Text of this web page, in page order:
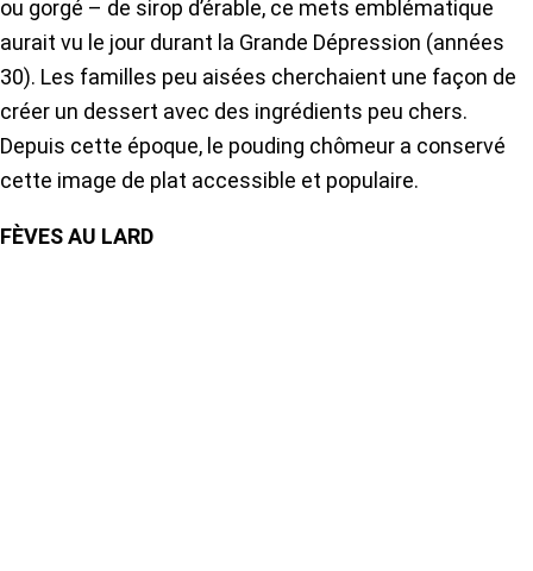
ou gorgé – de sirop d’érable, ce mets emblématique
aurait vu le jour durant la Grande Dépression (années
30). Les familles peu aisées cherchaient une façon de
créer un dessert avec des ingrédients peu chers.
Depuis cette époque, le pouding chômeur a conservé
cette image de plat accessible et populaire.
FÈVES AU LARD